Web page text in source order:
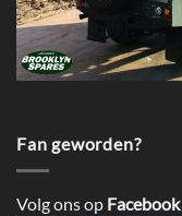
Fan geworden?
Volg ons op Facebook